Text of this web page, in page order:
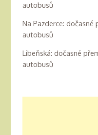
autobusů
Na Pazderce: dočasné
autobusů
Libeňská: dočasné
autobusů